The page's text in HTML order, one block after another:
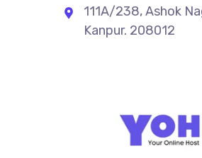
111A/238, Ashok
Kanpur. 208012